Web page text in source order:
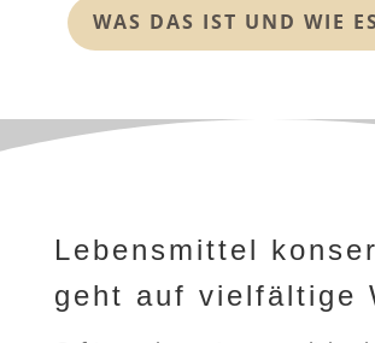
WAS DAS IST UND WIE
Lebensmittel
geht auf vielfältige